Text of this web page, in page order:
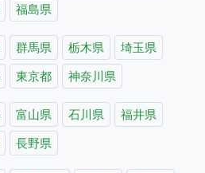
福島県
群馬県 栃木県
埼玉県
東京都 神奈川県
富山県 石川県
福井県
長野県